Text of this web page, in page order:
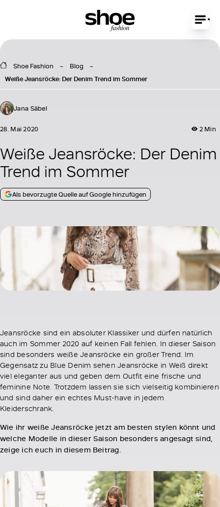
Shoe Fashion
Blog
Weiße Jeansröcke: Der Denim Trend im Sommer
Jana Säbel
2 Min
28. Mai 2020
Weiße Jeansröcke: Der Denim
Trend im Sommer
Als bevorzugte Quelle auf Google hinzufügen
Jeansröcke sind ein absoluter Klassiker und dürfen natürlich
auch im Sommer 2020 auf keinen Fall fehlen. In dieser Saison
sind besonders weiße Jeansröcke ein großer Trend. Im
Gegensatz zu Blue Denim sehen Jeansröcke in Weiß direkt
viel eleganter aus und geben dem Outfit eine frische und
feminine Note. Trotzdem lassen sie sich vielseitig kombinieren
und sind daher ein echtes Must-have in jedem
Kleiderschrank.
Wie ihr weiße Jeansröcke jetzt am besten stylen könnt und
welche Modelle in dieser Saison besonders angesagt sind,
zeige ich euch in diesem Beitrag.